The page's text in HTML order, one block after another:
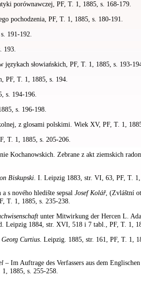
porównawczej, PF, T. 1, 1885, s. 168-179.
pochodzenia, PF, T. 1, 1885, s. 180-191.
191-192.
193.
językach słowiańskich, PF, T. 1, 1885, s. 193-
PF, T. 1, 1885, s. 194.
s. 194-196.
s. 196-198.
z glosami polskimi. Wiek XV, PF, T. 1,
T. 1, 1885, s. 205-206.
Kochanowskich. Zebrane z akt ziemskich
Biskupski. I. Leipzig 1883, str. VI, 63, PF, T.
s nového hledište sepsal Josef Kolář, (Zvláštní
T. 1, 1885, s. 235-238.
unter Mitwirkung der Hercen L.
Leipzig 1884, str. XVI, 518 i 7 tabl., PF, T. 1,
Georg Curtius. Leipzig. 1885, str. 161, PF, T. 1,
– Im Auftrage des Verfassers aus dem
1885, s. 255-258.